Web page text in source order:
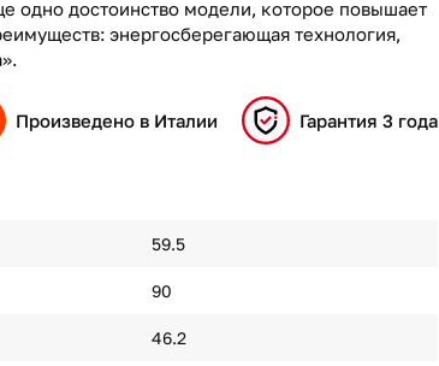
одно достоинство модели, которое повышает
энергосберегающая технология,
Произведено в Италии Гарантия 3 года
59.5
90
46.2